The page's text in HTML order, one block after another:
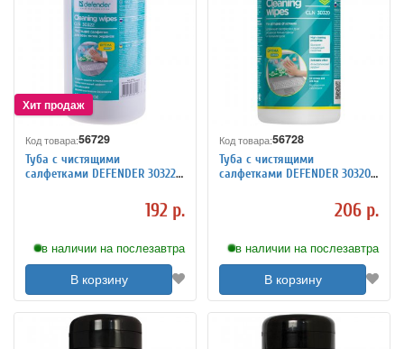
Код товара:56729
Туба с чистящими
салфетками DEFENDER 30322
192 р.
в наличии на послезавтра
В корзину
Код товара:56728
Туба с чистящими
салфетками DEFENDER 30320
206 р.
в наличии на послезавтра
В корзину